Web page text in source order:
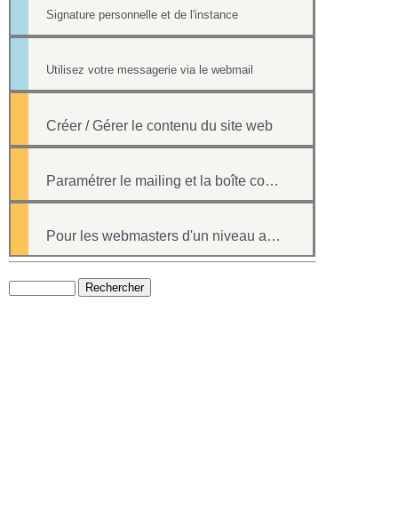
Signature personnelle et de l'instance
Utilisez votre messagerie via le webmail
Créer / Gérer le contenu du site web
Paramétrer le mailing et la boîte contact
Pour les webmasters d'un niveau avancé